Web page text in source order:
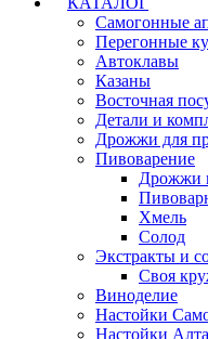
Самогонные
Перегонные
Автоклавы
Казаны
Восточная
Детали и
Дрожжи для
Пивоварение
Дрожжи
Хмель
Солод
Экстракты и
Своя
Виноделие
Настойки
Настойки